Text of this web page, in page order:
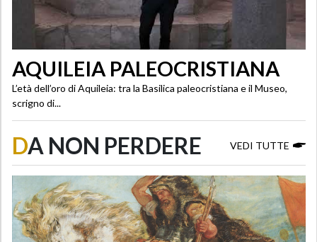
AQUILEIA PALEOCRISTIANA
L’età dell’oro di Aquileia: tra la Basilica paleocristiana e il Museo,
scrigno di...
DA NON PERDERE VEDI TUTTE